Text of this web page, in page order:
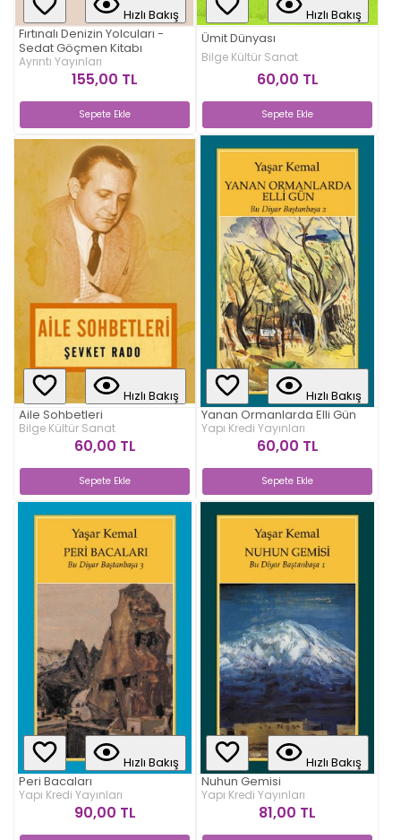
Hızlı Bakış
Fırtınalı Denizin Yolcuları -
Sedat Göçmen Kitabı
Ayrıntı Yayınları
155,00 TL
Sepete Ekle
Hızlı Bakış
Ümit Dünyası
Bilge Kültür Sanat
60,00 TL
Sepete Ekle
Hızlı Bakış
Aile Sohbetleri
Bilge Kültür Sanat
60,00 TL
Sepete Ekle
Hızlı Bakış
Yanan Ormanlarda Elli Gün
Yapı Kredi Yayınları
60,00 TL
Sepete Ekle
Hızlı Bakış
Peri Bacaları
Yapı Kredi Yayınları
90,00 TL
Hızlı Bakış
Nuhun Gemisi
Yapı Kredi Yayınları
81,00 TL